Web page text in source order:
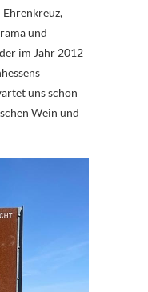
und
im Jahr 2012
uns schon
Wein und